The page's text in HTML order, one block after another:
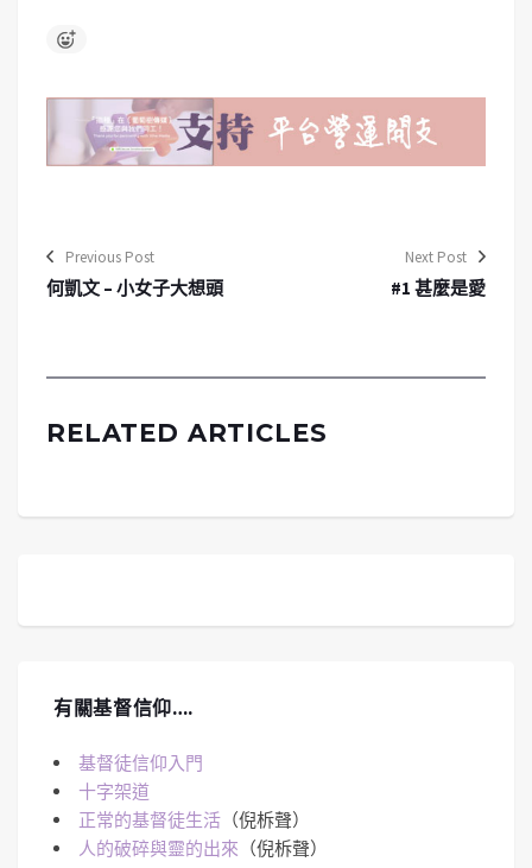
Previous Post
何凱文 – 小女子大想頭
Next Post
#1 甚麼是愛
RELATED ARTICLES
有關基督信仰….
基督徒信仰入門
十字架道
正常的基督徒生活 （倪柝聲）
人的破碎與靈的出來 （倪柝聲）